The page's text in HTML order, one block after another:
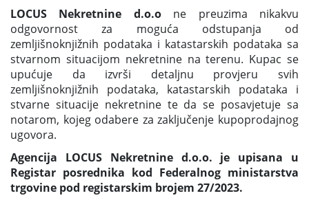
LOCUS Nekretnine d.o.o ne preuzima nikakvu
odgovornost za moguća odstupanja od
zemljišnoknjižnih podataka i katastarskih podataka sa
stvarnom situacijom nekretnine na terenu. Kupac se
upućuje da izvrši detaljnu provjeru svih
zemljišnoknjižnih podataka, katastarskih podataka i
stvarne situacije nekretnine te da se posavjetuje sa
notarom, kojeg odabere za zaključenje kupoprodajnog
ugovora.
Agencija LOCUS Nekretnine d.o.o. je upisana u
Registar posrednika kod Federalnog ministarstva
trgovine pod registarskim brojem 27/2023.